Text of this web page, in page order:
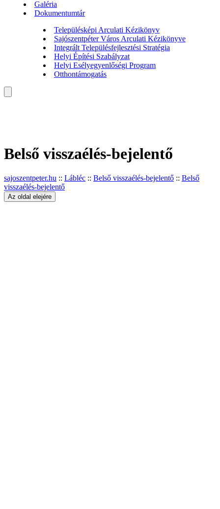
Galéria
Dokumentumtár
Településképi Arculati Kézikönyv
Sajószentpéter Város Arculati Kézikönyve
Integrált Településfejlesztési Stratégia
Helyi Építési Szabályzat
Helyi Esélyegyenlőségi Program
Otthontámogatás
Belső visszaélés-bejelentő
sajoszentpeter.hu :: Lábléc :: Belső visszaélés-bejelentő :: Belső
visszaélés-bejelentő
Az oldal elejére